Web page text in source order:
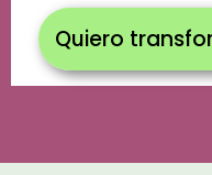
Quiero